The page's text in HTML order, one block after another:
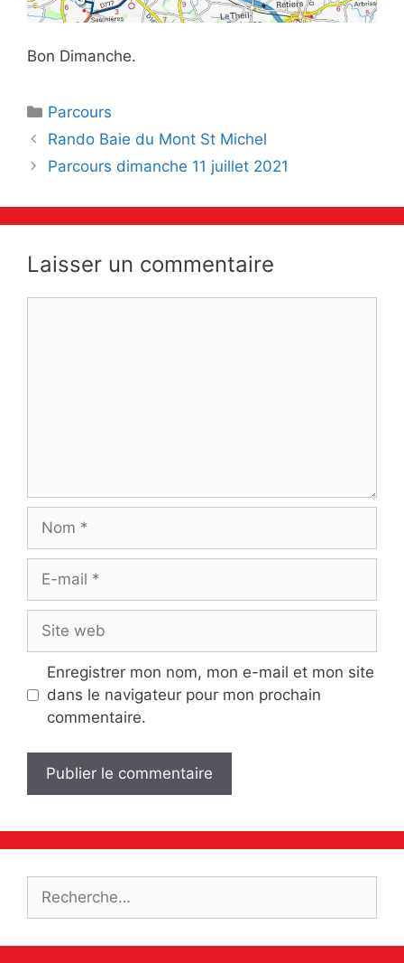
Bon Dimanche.
Catégories
Parcours
Navigation
des
Rando Baie du Mont St Michel
Parcours dimanche 11 juillet 2021
Laisser un commentaire
Nom
Site
web
Enregistrer mon nom, mon e-mail et mon site
dans le navigateur pour mon prochain
commentaire.